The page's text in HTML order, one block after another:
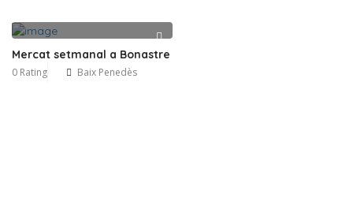
Mercat setmanal a Bonastre
0 Rating Baix Penedès